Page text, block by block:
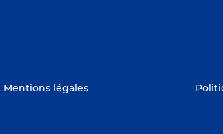
Mentions légales